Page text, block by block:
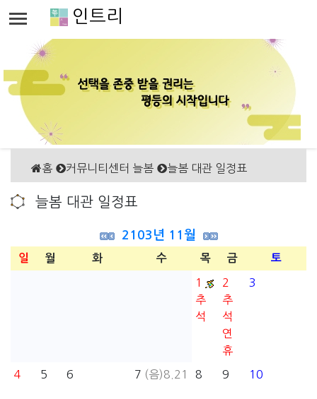
인트리
홈 커뮤니티센터 늘봄 늘봄 대관 일정표
늘봄 대관 일정표
2103년 11월
일 월 화 수 목 금 토
1
추
석
2
추
석
연
휴
3
4 5 6 7 (음)8.21 8 9 10